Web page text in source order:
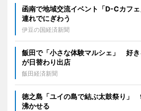
函南で地域交流イベント「D-Cカフ
連れでにぎわう
伊豆の国経済新聞
飯田で「小さな体験マルシェ」 好
が日替わり出店
飯田経済新聞
徳之島「ユイの島で結ぶ太鼓祭り」
沸かせる